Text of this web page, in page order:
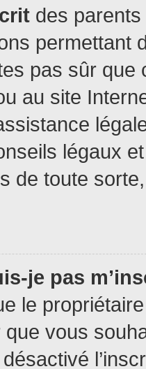
des parents
permettant
pas sûr
au site
légaux
de toute
je pas
le
que vous